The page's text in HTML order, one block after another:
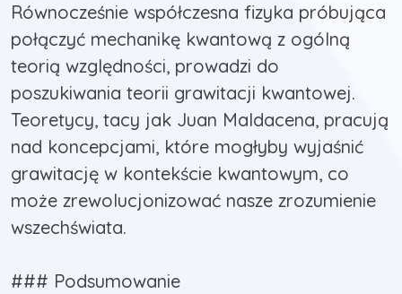
Równocześnie współczesna fizyka próbująca
połączyć mechanikę kwantową z ogólną
teorią względności, prowadzi do
poszukiwania teorii grawitacji kwantowej.
Teoretycy, tacy jak Juan Maldacena, pracują
nad koncepcjami, które mogłyby wyjaśnić
grawitację w kontekście kwantowym, co
może zrewolucjonizować nasze zrozumienie
wszechświata.
### Podsumowanie